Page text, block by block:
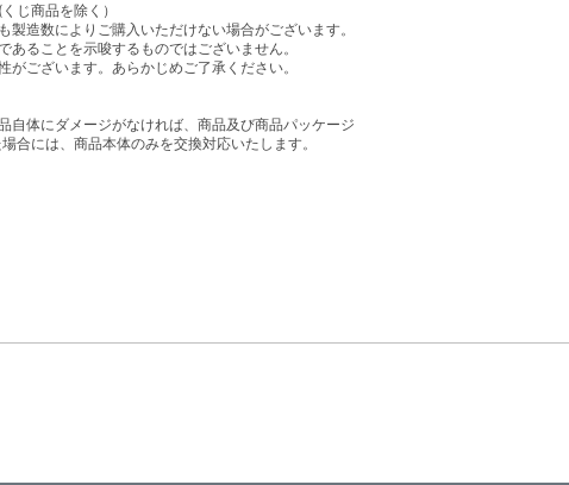
じ商品を除く）
造数によりご購入いただけない場合がございます。
ることを示唆するものではございません。
ございます。あらかじめご了承ください。
体にダメージがなければ、商品及び商品パッケージ
合には、商品本体のみを交換対応いたします。